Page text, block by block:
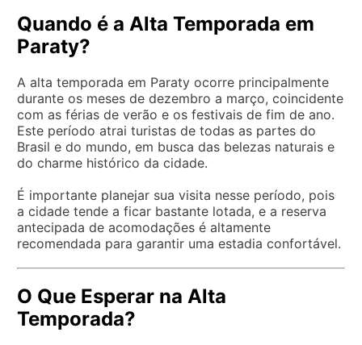
Quando é a Alta Temporada em
Paraty?
A alta temporada em Paraty ocorre principalmente
durante os meses de dezembro a março, coincidente
com as férias de verão e os festivais de fim de ano.
Este período atrai turistas de todas as partes do
Brasil e do mundo, em busca das belezas naturais e
do charme histórico da cidade.
É importante planejar sua visita nesse período, pois
a cidade tende a ficar bastante lotada, e a reserva
antecipada de acomodações é altamente
recomendada para garantir uma estadia confortável.
O Que Esperar na Alta
Temporada?